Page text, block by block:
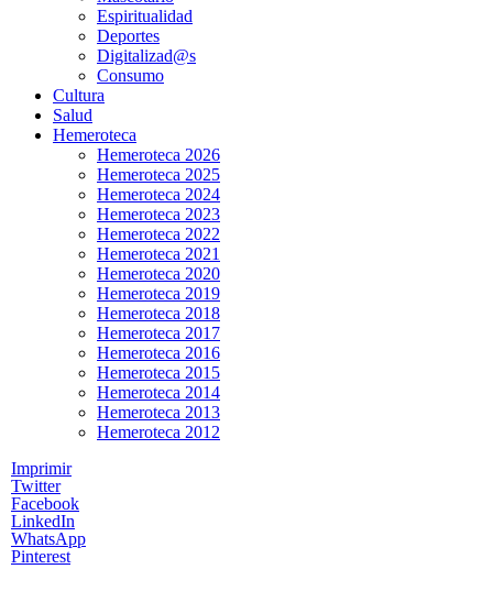
Espiritualidad
Deportes
Digitalizad@s
Consumo
Cultura
Salud
Hemeroteca
Hemeroteca 2026
Hemeroteca 2025
Hemeroteca 2024
Hemeroteca 2023
Hemeroteca 2022
Hemeroteca 2021
Hemeroteca 2020
Hemeroteca 2019
Hemeroteca 2018
Hemeroteca 2017
Hemeroteca 2016
Hemeroteca 2015
Hemeroteca 2014
Hemeroteca 2013
Hemeroteca 2012
Imprimir
Twitter
Facebook
LinkedIn
WhatsApp
Pinterest